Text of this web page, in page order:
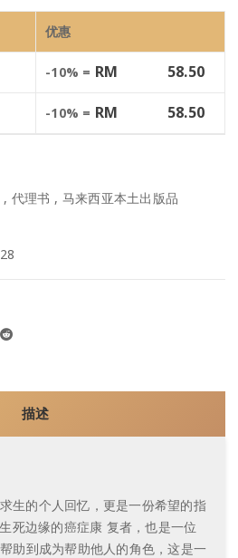
优惠
-10% = RM 58.50
-10% = RM 58.50
, 代理书 , 马来西亚本土出版品
描述
生的个人回忆，更是一份希望的指
死边缘的癌症康 复者，也是一位
助到成为帮助他人的角色，这是一